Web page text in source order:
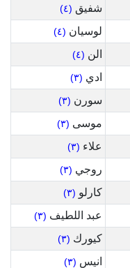
شفيق (٤)
لوسيان (٤)
الن (٤)
ادي (٣)
سورن (٣)
موسى (٣)
علاء (٣)
روجي (٣)
كارلو (٣)
عبد اللطيف (٣)
كيورك (٣)
انيس (٣)